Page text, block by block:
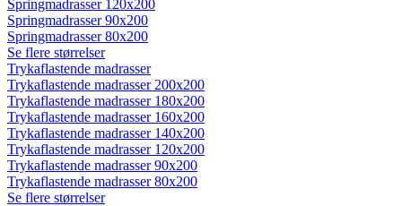
Springmadrasser 120x200
Springmadrasser 90x200
Springmadrasser 80x200
Se flere størrelser
Trykaflastende madrasser
Trykaflastende madrasser 200x200
Trykaflastende madrasser 180x200
Trykaflastende madrasser 160x200
Trykaflastende madrasser 140x200
Trykaflastende madrasser 120x200
Trykaflastende madrasser 90x200
Trykaflastende madrasser 80x200
Se flere størrelser